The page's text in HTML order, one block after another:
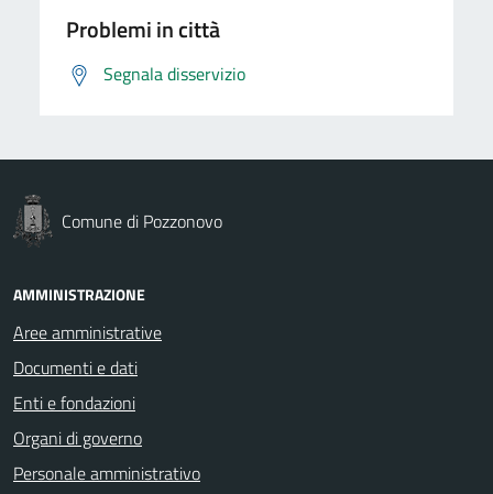
Problemi in città
Segnala disservizio
Comune di Pozzonovo
AMMINISTRAZIONE
Aree amministrative
Documenti e dati
Enti e fondazioni
Organi di governo
Personale amministrativo